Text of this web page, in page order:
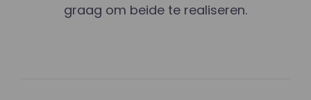
graag om beide te realiseren.